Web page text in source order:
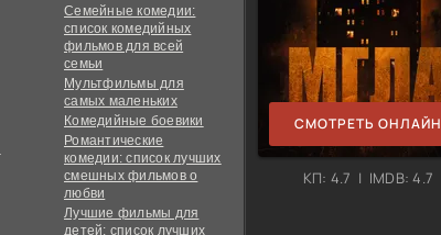
Семейные комедии:
список комедийных
фильмов для всей
семьи
Мультфильмы для
самых маленьких
Комедийные боевики
Романтические
комедии: список лучших
смешных фильмов о
любви
Лучшие фильмы для
детей: список лучших
СМОТРЕТЬ ОНЛАЙН
КП: 4.7 | IMDB: 4.7